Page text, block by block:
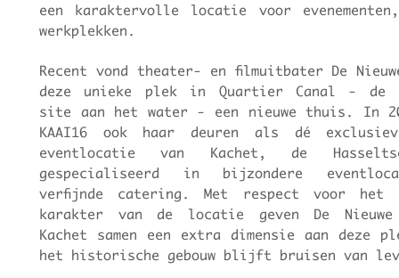
een karaktervolle locatie voor
werkplekken.
Recent vond theater- en filmuitbater De
deze unieke plek in Quartier Canal - de
site aan het water - een nieuwe thuis. In
KAAI16 ook haar deuren als dé
eventlocatie van Kachet, de
gespecialiseerd in bijzondere
verfijnde catering.Met respect voor het
karakter van de locatie geven De
Kachet samen een extra dimensie aan deze
het historische gebouw blijft bruisen van